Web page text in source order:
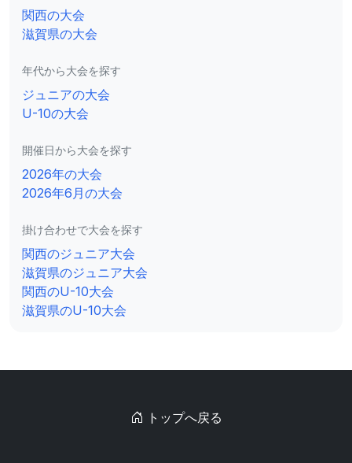
関西の大会
滋賀県の大会
年代から大会を探す
ジュニアの大会
U-10の大会
開催日から大会を探す
2026年の大会
2026年6月の大会
掛け合わせで大会を探す
関西のジュニア大会
滋賀県のジュニア大会
関西のU-10大会
滋賀県のU-10大会
トップへ戻る